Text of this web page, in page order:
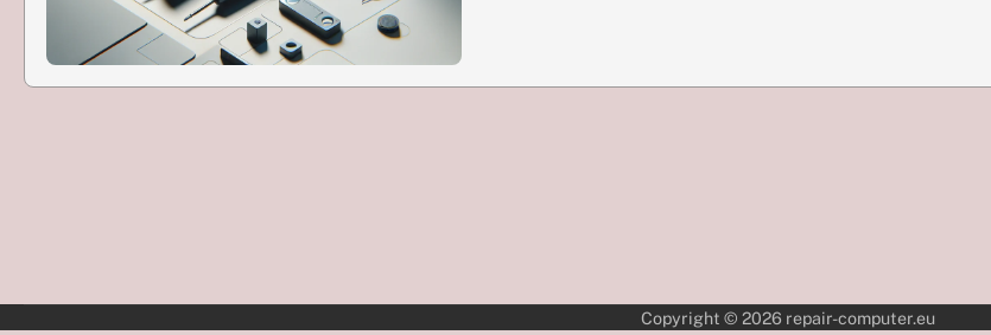
Copyright © 2026 repair-computer.eu